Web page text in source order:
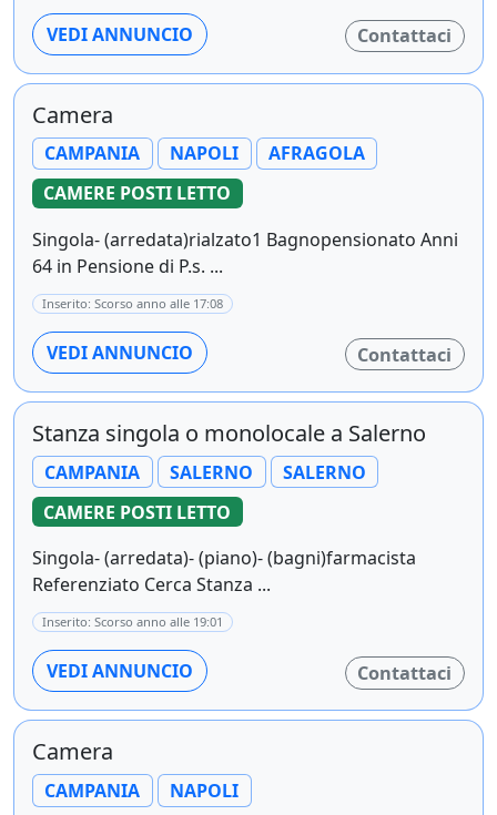
VEDI ANNUNCIO Contattaci
Camera
CAMPANIA NAPOLI
AFRAGOLA
CAMERE POSTI LETTO
Singola- (arredata)rialzato1 Bagnopensionato Anni
64 in Pensione di P.s. ...
Inserito: Scorso anno alle 17:08
VEDI ANNUNCIO Contattaci
Stanza singola o monolocale a Salerno
CAMPANIA SALERNO
SALERNO
CAMERE POSTI LETTO
Singola- (arredata)- (piano)- (bagni)farmacista
Referenziato Cerca Stanza ...
Inserito: Scorso anno alle 19:01
VEDI ANNUNCIO Contattaci
Camera
CAMPANIA NAPOLI